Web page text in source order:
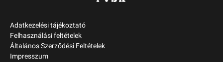
Adatkezelési tájékoztató
Felhasználási feltételek
Általános Szerződési Feltételek
Impresszum